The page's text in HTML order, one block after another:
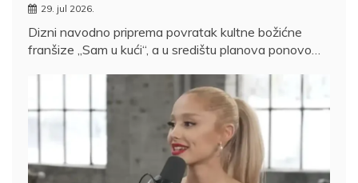
29. jul 2026.
Dizni navodno priprema povratak kultne božićne
franšize „Sam u kući“, a u središtu planova ponovo…